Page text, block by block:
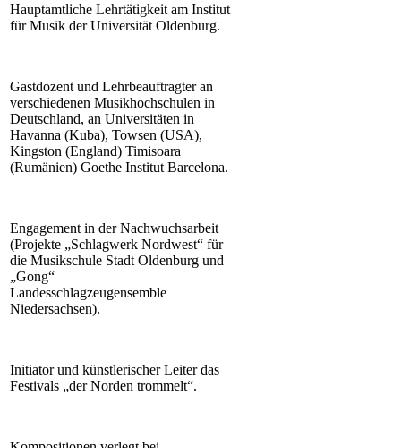
Hauptamtliche Lehrtätigkeit am Institut
für Musik der Universität Oldenburg.
Gastdozent und Lehrbeauftragter an
verschiedenen Musikhochschulen in
Deutschland, an Universitäten in
Havanna (Kuba), Towsen (USA),
Kingston (England) Timisoara
(Rumänien) Goethe Institut Barcelona.
Engagement in der Nachwuchsarbeit
(Projekte „Schlagwerk Nordwest“ für
die Musikschule Stadt Oldenburg und
„Gong“
Landesschlagzeugensemble
Niedersachsen).
Initiator und künstlerischer Leiter das
Festivals „der Norden trommelt“.